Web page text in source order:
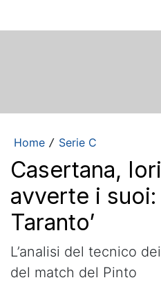
Home / Serie C
Casertana,
avverte i suoi:
Taranto’
L’analisi del tecnico
del match del Pinto